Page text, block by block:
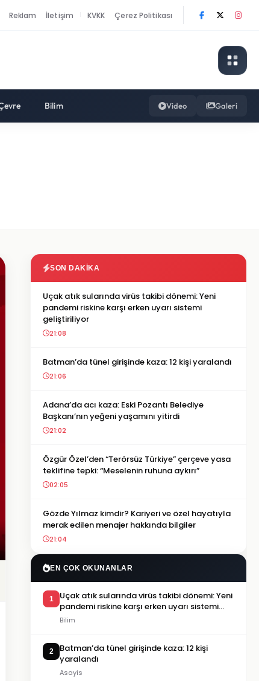
Reklam İletişim KVKK Çerez Politikası
Bilim Video Galeri
SON DAKIKA
Uçak atık sularında virüs takibi dönemi: Yeni
pandemi riskine karşı erken uyarı sistemi
geliştiriliyor
21:08
Batman’da tünel girişinde kaza: 12 kişi yaralandı
21:06
Adana’da acı kaza: Eski Pozantı Belediye
Başkanı’nın yeğeni yaşamını yitirdi
21:02
Özgür Özel’den “Terörsüz Türkiye” çerçeve yasa
teklifine tepki: “Meselenin ruhuna aykırı”
02:05
Gözde Yılmaz kimdir? Kariyeri ve özel hayatıyla
merak edilen menajer hakkında bilgiler
21:04
EN ÇOK OKUNANLAR
1
Uçak atık sularında virüs takibi dönemi: Yeni
pandemi riskine karşı erken uyarı sistemi
geliştiriliyor
Bilim
2
Batman’da tünel girişinde kaza: 12 kişi
yaralandı
Asayis